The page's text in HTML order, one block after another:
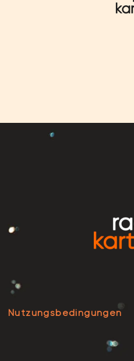
Nutzungsbedingungen